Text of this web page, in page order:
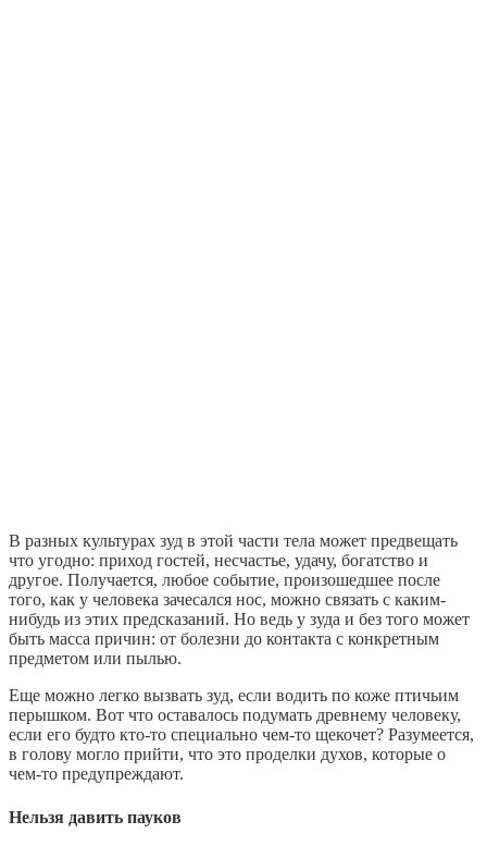
В разных культурах зуд в этой части тела может предвещать
что угодно: приход гостей, несчастье, удачу, богатство и
другое. Получается, любое событие, произошедшее после
того, как у человека зачесался нос, можно связать с каким-
нибудь из этих предсказаний. Но ведь у зуда и без того может
быть масса причин: от болезни до контакта с конкретным
предметом или пылью.
Еще можно легко вызвать зуд, если водить по коже птичьим
перышком. Вот что оставалось подумать древнему человеку,
если его будто кто-то специально чем-то щекочет? Разумеется,
в голову могло прийти, что это проделки духов, которые о
чем-то предупреждают.
Нельзя давить пауков